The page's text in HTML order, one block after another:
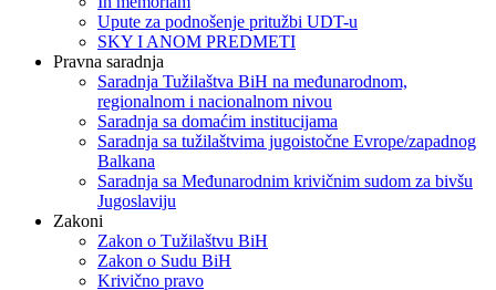
Upute za podnošenje pritužbi UDT-u
SKY I ANOM PREDMETI
Pravna saradnja
Saradnja Tužilaštva BiH na međunarodnom,
regionalnom i nacionalnom nivou
Saradnja sa domaćim institucijama
Saradnja sa tužilaštvima jugoistočne Evrope/zapadnog
Balkana
Saradnja sa Međunarodnim krivičnim sudom za bivšu
Jugoslaviju
Zakoni
Zakon o Тužilaštvu BiH
Zakon o Sudu BiH
Krivično pravo